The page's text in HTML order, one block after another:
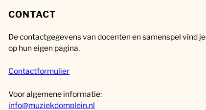
CONTACT
De contactgegevens van docenten en samenspel vind je
op hun eigen pagina.
Contactformulier
Voor algemene informatie:
info@muziekdomplein.nl